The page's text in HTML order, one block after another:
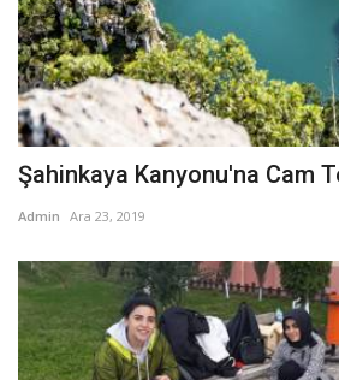
Şahinkaya Kanyonu'na Cam
Admin Ara 23, 2019